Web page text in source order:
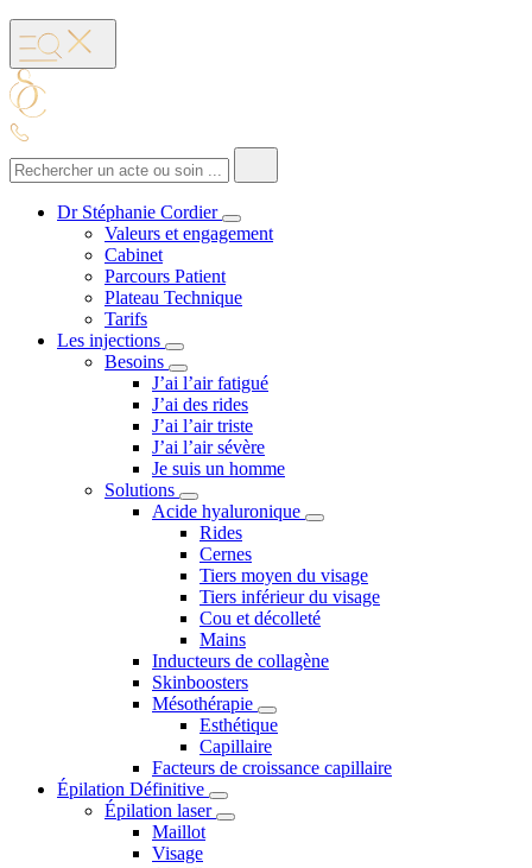
Dr Stéphanie Cordier
Valeurs et engagement
Cabinet
Parcours Patient
Plateau Technique
Tarifs
Les injections
Besoins
J’ai l’air fatigué
J’ai des rides
J’ai l’air triste
J’ai l’air sévère
Je suis un homme
Solutions
Acide hyaluronique
Rides
Cernes
Tiers moyen du visage
Tiers inférieur du visage
Cou et décolleté
Mains
Inducteurs de collagène
Skinboosters
Mésothérapie
Esthétique
Capillaire
Facteurs de croissance capillaire
Épilation Définitive
Épilation laser
Maillot
Visage